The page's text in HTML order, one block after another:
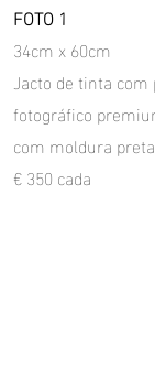
FOTO 1
34cm x 60cm
Jacto de tinta
fotográfico
com moldura
€ 350 cada